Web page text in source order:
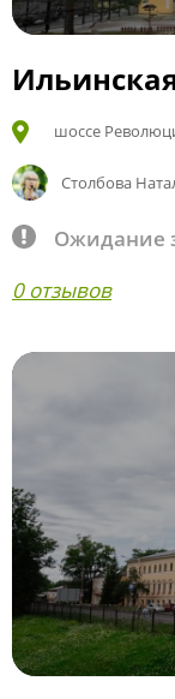
шоссе
Столбова
Ожидание
0 отзывов